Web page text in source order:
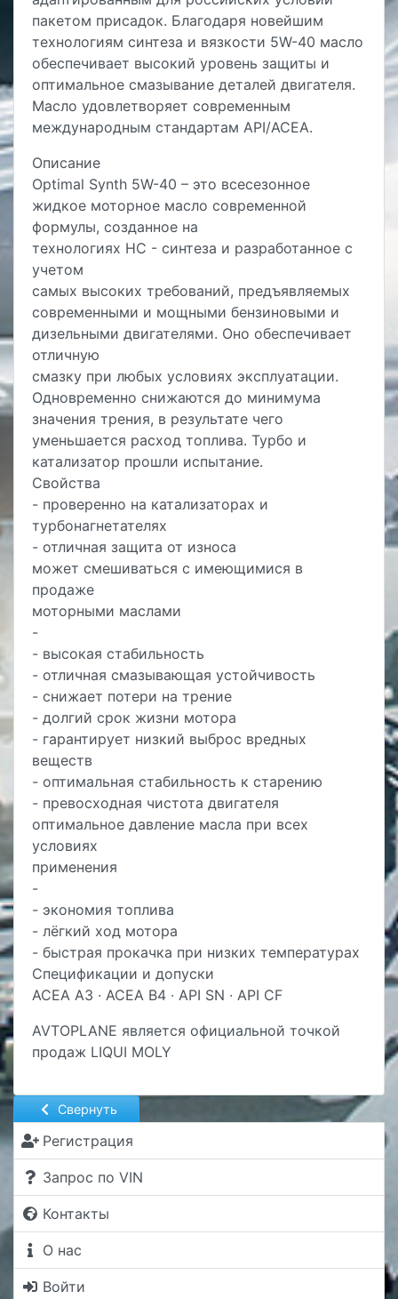
Свернуть
Регистрация
Запрос по VIN
Контакты
О нас
Войти
пакетом присадок. Благодаря новейшим
технологиям синтеза и вязкости 5W-40 масло
обеспечивает высокий уровень защиты и
оптимальное смазывание деталей двигателя.
Масло удовлетворяет современным
международным стандартам API/ACEA.
Описание
Optimal Synth 5W-40 – это всесезонное
жидкое моторное масло современной
формулы, созданное на
технологиях HC - синтеза и разработанное с
учетом
самых высоких требований, предъявляемых
современными и мощными бензиновыми и
дизельными двигателями. Оно обеспечивает
отличную
смазку при любых условиях эксплуатации.
Одновременно снижаются до минимума
значения трения, в результате чего
уменьшается расход топлива. Турбо и
катализатор прошли испытание.
Свойства
- проверенно на катализаторах и
турбонагнетателях
- отличная защита от износа
может смешиваться с имеющимися в
продаже
моторными маслами
-
- высокая стабильность
- отличная смазывающая устойчивость
- снижает потери на трение
- долгий срок жизни мотора
- гарантирует низкий выброс вредных
веществ
- оптимальная стабильность к старению
- превосходная чистота двигателя
оптимальное давление масла при всех
условиях
применения
-
- экономия топлива
- лёгкий ход мотора
- быстрая прокачка при низких температурах
Спецификации и допуски
ACEA A3 ∙ ACEA B4 ∙ API SN ∙ API CF
AVTOPLANE является официальной точкой
продаж LIQUI MOLY